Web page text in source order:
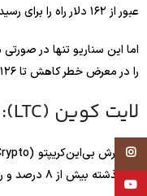
عبور از ۱۶۲ دلار راه را برای رسیدن به ۱۷۰ دلار باز می‌کند و اگر شتاب حرکت تقویت شود، قیمت می‌تواند در کوتاه‌مدت تا ۲۰۵ دلار نیز افزایش یابد.
را در معرض خطر کاهش تا ۱۲۶ دلار قرار می‌دهد.
لایت کوین (LTC): ارزی که راه خود را از بیت کوین جدا کرده است
به گزارش بی‌این‌کریپتو (BeInCrypto)، یکی از اولین ارزهای دیجیتالی که این هفته باید زیر نظر داشت، لایت کوین (
روز گذشته بیش از ۸ درصد و روز گذشته حدود ۷ درصد رشد داشته و در جریان ماه پرنوسان نوامبر، مقاومت غیرمنتظره‌ای از خود نشان داده‌است.
Instagram
YouTube